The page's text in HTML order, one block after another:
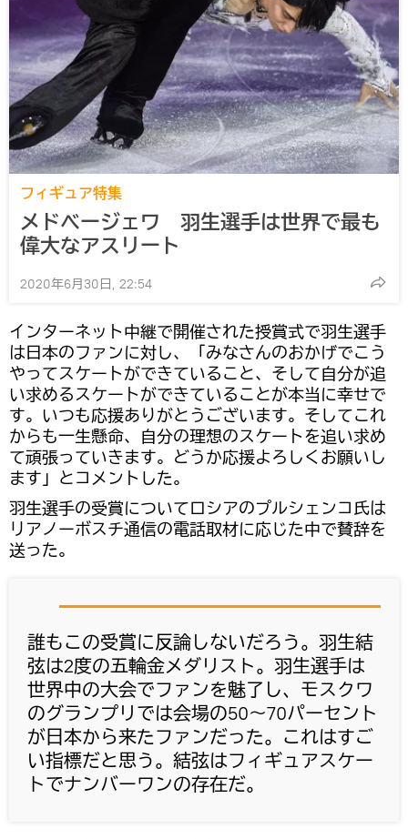
フィギュア特集
メドベージェワ 羽生選手は世界で最も
偉大なアスリート
2020年6月30日, 22:54
インターネット中継で開催された授賞式で羽生選手
は日本のファンに対し、「みなさんのおかげでこう
やってスケートができていること、そして自分が追
い求めるスケートができていることが本当に幸せで
す。いつも応援ありがとうございます。そしてこれ
からも一生懸命、自分の理想のスケートを追い求め
て頑張っていきます。どうか応援よろしくお願いし
ます」とコメントした。
羽生選手の受賞についてロシアのプルシェンコ氏は
リアノーボスチ通信の電話取材に応じた中で賛辞を
送った。
誰もこの受賞に反論しないだろう。羽生結
弦は2度の五輪金メダリスト。羽生選手は
世界中の大会でファンを魅了し、モスクワ
のグランプリでは会場の50～70パーセント
が日本から来たファンだった。これはすご
い指標だと思う。結弦はフィギュアスケー
トでナンバーワンの存在だ。